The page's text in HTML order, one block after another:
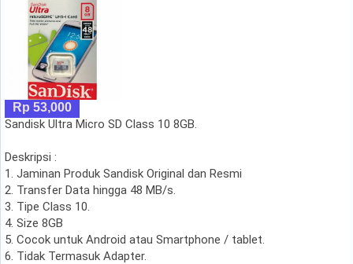
Rp 53,000
Sandisk Ultra Micro SD Class 10 8GB.
Deskripsi :
1. Jaminan Produk Sandisk Original dan Resmi
2. Transfer Data hingga 48 MB/s.
3. Tipe Class 10.
4. Size 8GB
5. Cocok untuk Android atau Smartphone / tablet.
6. Tidak Termasuk Adapter.